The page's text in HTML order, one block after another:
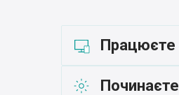
Працюєте
Починаєте